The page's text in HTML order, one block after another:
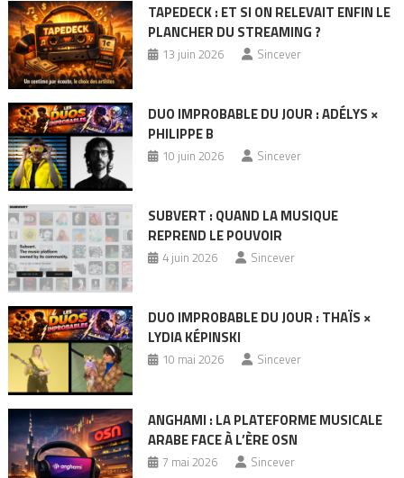
TAPEDECK : ET SI ON RELEVAIT ENFIN LE
PLANCHER DU STREAMING ?
13 juin 2026 Sincever
DUO IMPROBABLE DU JOUR : ADÉLYS ×
PHILIPPE B
10 juin 2026 Sincever
SUBVERT : QUAND LA MUSIQUE
REPREND LE POUVOIR
4 juin 2026 Sincever
DUO IMPROBABLE DU JOUR : THAÏS ×
LYDIA KÉPINSKI
10 mai 2026 Sincever
ANGHAMI : LA PLATEFORME MUSICALE
ARABE FACE À L’ÈRE OSN
7 mai 2026 Sincever